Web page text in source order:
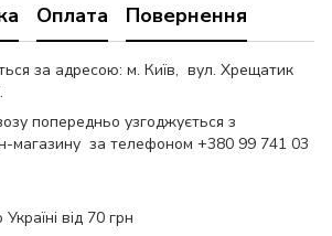
Оплата Повернення
за адресою: м. Київ, вул. Хрещатик
попередньо узгоджується з
магазину за телефоном +380 99 741 03
від 70 грн